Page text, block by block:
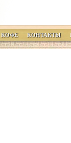
КОФЕ КОНТАКТЫ